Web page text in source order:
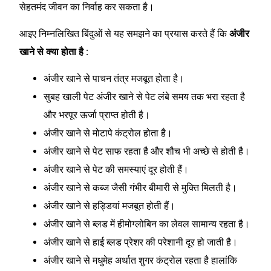
सेहतमंद जीवन का निर्वाह कर सकता है।
आइए निम्नलिखित बिंदुओं से यह समझने का प्रयास करते हैं किअंजीर
खाने से क्या होता है :
अंजीर खाने से पाचन तंत्र मजबूत होता है।
सुबह खाली पेट अंजीर खाने से पेट लंबे समय तक भरा रहता है
और भरपूर ऊर्जा प्राप्त होती है।
अंजीर खाने से मोटापे कंट्रोल होता है।
अंजीर खाने से पेट साफ रहता है और शौच भी अच्छे से होती है।
अंजीर खाने से पेट की समस्याएं दूर होती हैं।
अंजीर खाने से कब्ज जैसी गंभीर बीमारी से मुक्ति मिलती है।
अंजीर खाने से हड्डियां मजबूत होती हैं।
अंजीर खाने से ब्लड में हीमोग्लोबिन का लेवल सामान्य रहता है।
अंजीर खाने से हाई ब्लड प्रेशर की परेशानी दूर हो जाती है।
अंजीर खाने से मधुमेह अर्थात शुगर कंट्रोल रहता है हालांकि